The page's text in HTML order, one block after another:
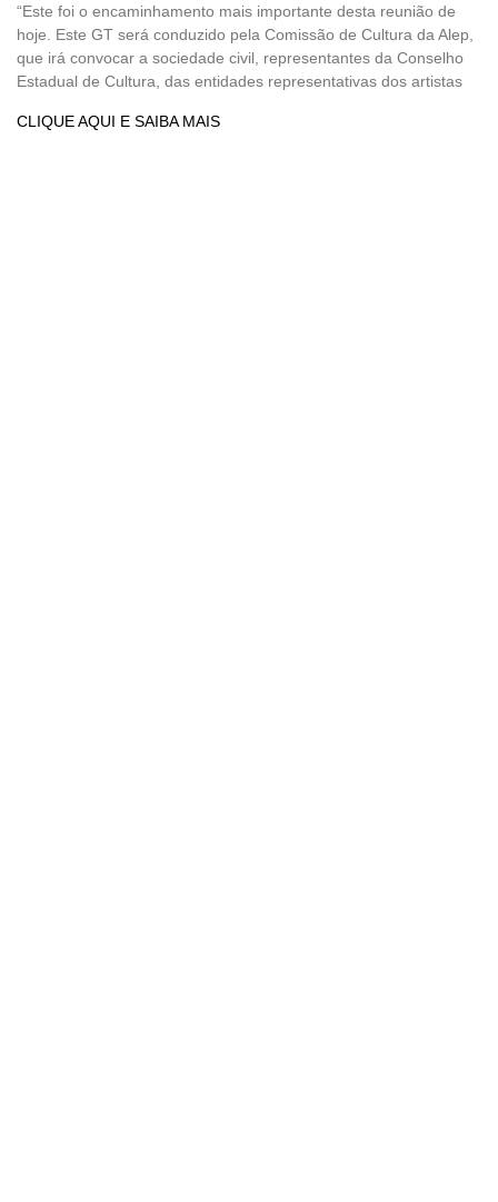
“Este foi o encaminhamento mais importante desta reunião de
hoje. Este GT será conduzido pela Comissão de Cultura da Alep,
que irá convocar a sociedade civil, representantes da Conselho
Estadual de Cultura, das entidades representativas dos artistas
CLIQUE AQUI E SAIBA MAIS